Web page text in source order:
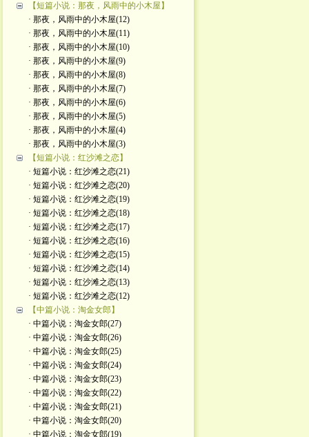
【短篇小说：那夜，风雨中的小木屋】
· 那夜，风雨中的小木屋(12)
· 那夜，风雨中的小木屋(11)
· 那夜，风雨中的小木屋(10)
· 那夜，风雨中的小木屋(9)
· 那夜，风雨中的小木屋(8)
· 那夜，风雨中的小木屋(7)
· 那夜，风雨中的小木屋(6)
· 那夜，风雨中的小木屋(5)
· 那夜，风雨中的小木屋(4)
· 那夜，风雨中的小木屋(3)
【短篇小说：红沙滩之恋】
· 短篇小说：红沙滩之恋(21)
· 短篇小说：红沙滩之恋(20)
· 短篇小说：红沙滩之恋(19)
· 短篇小说：红沙滩之恋(18)
· 短篇小说：红沙滩之恋(17)
· 短篇小说：红沙滩之恋(16)
· 短篇小说：红沙滩之恋(15)
· 短篇小说：红沙滩之恋(14)
· 短篇小说：红沙滩之恋(13)
· 短篇小说：红沙滩之恋(12)
【中篇小说：淘金女郎】
· 中篇小说：淘金女郎(27)
· 中篇小说：淘金女郎(26)
· 中篇小说：淘金女郎(25)
· 中篇小说：淘金女郎(24)
· 中篇小说：淘金女郎(23)
· 中篇小说：淘金女郎(22)
· 中篇小说：淘金女郎(21)
· 中篇小说：淘金女郎(20)
· 中篇小说：淘金女郎(19)